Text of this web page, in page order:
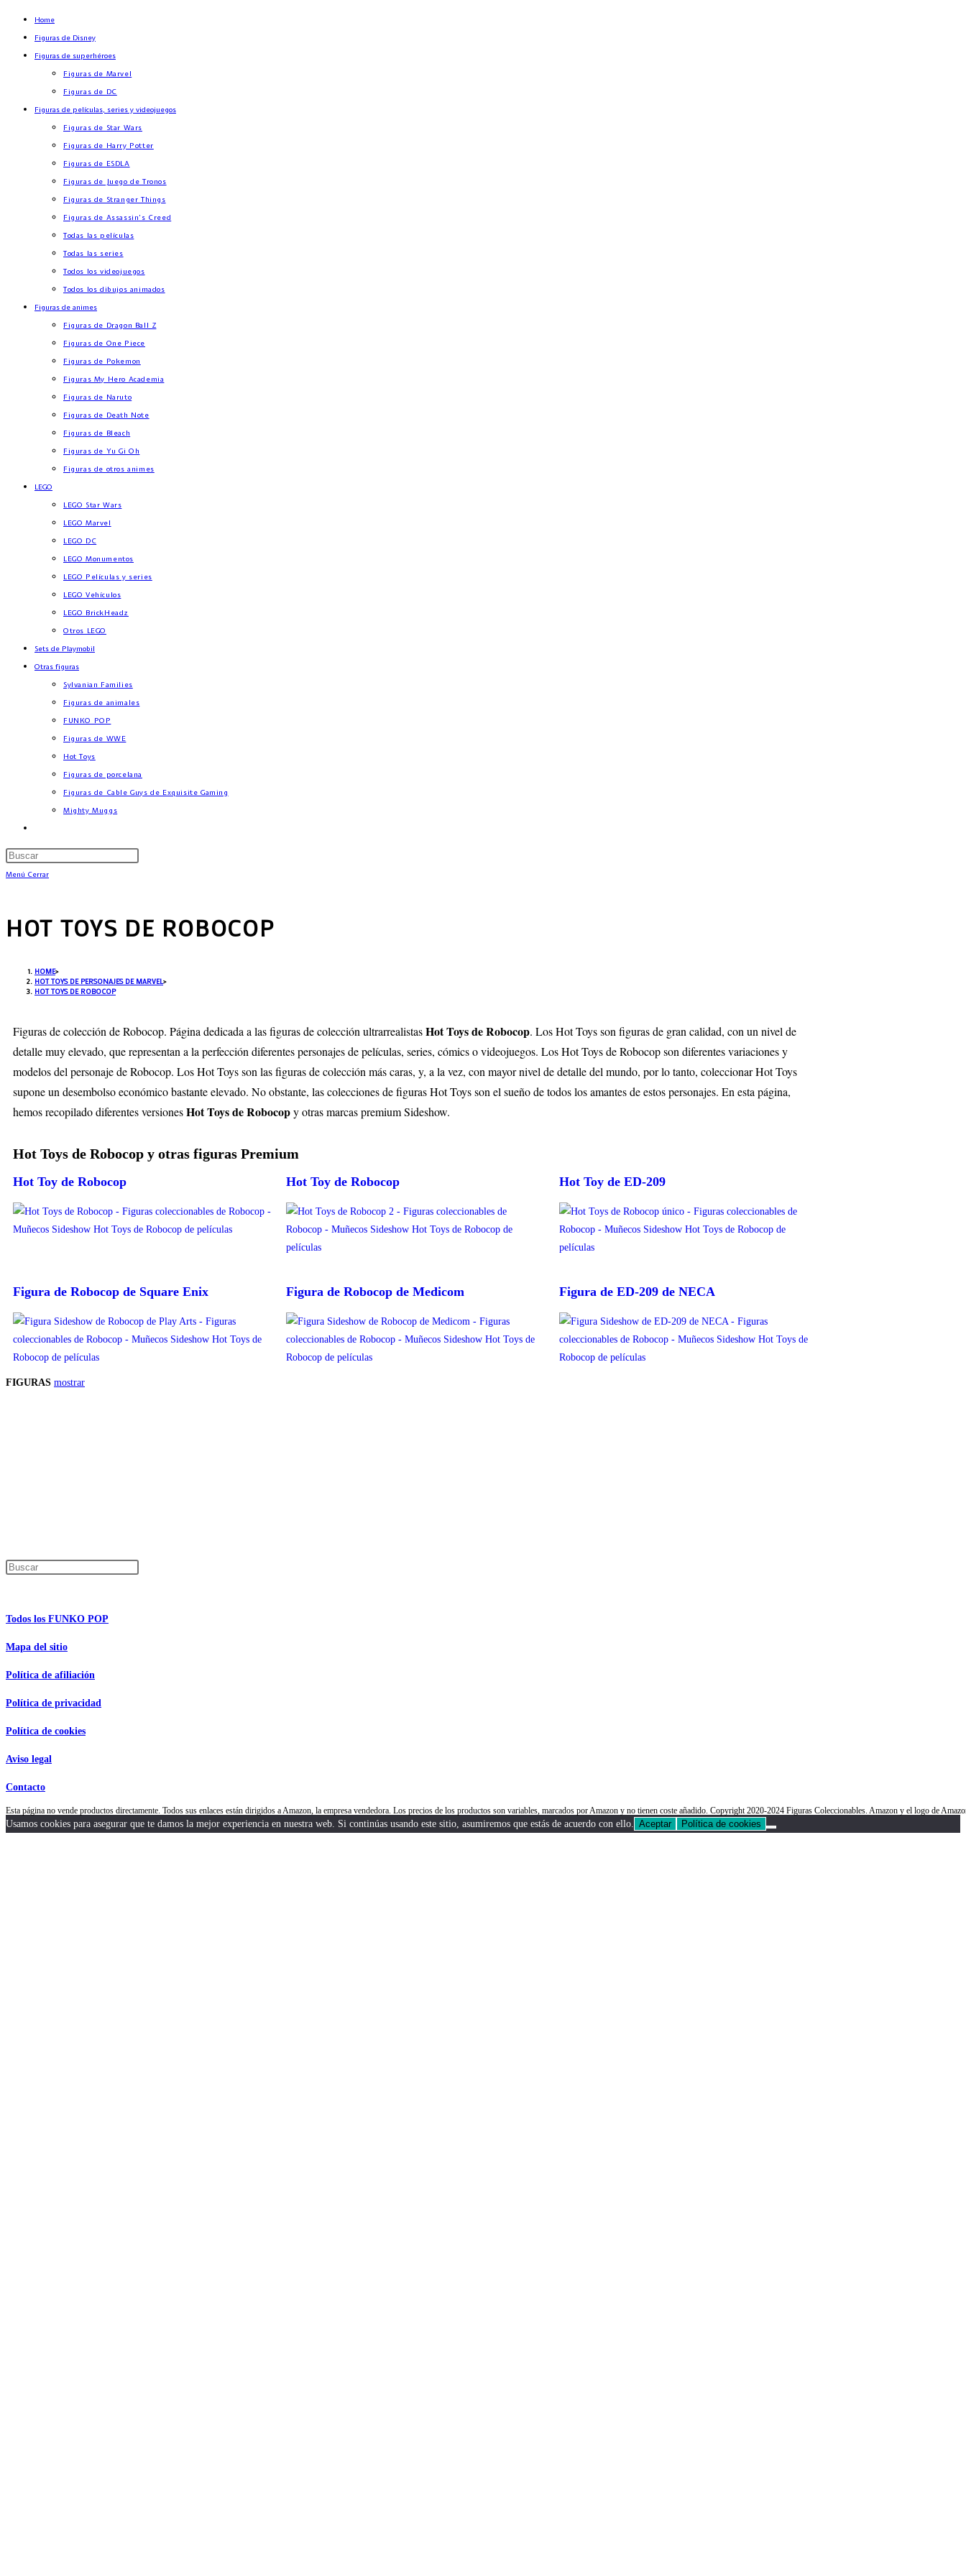
Home
Figuras de Disney
Figuras de superhéroes
Figuras de Marvel
Figuras de DC
Figuras de películas, series y videojuegos
Figuras de Star Wars
Figuras de Harry Potter
Figuras de ESDLA
Figuras de Juego de Tronos
Figuras de Stranger Things
Figuras de Assassin’s Creed
Todas las películas
Todas las series
Todos los videojuegos
Todos los dibujos animados
Figuras de animes
Figuras de Dragon Ball Z
Figuras de One Piece
Figuras de Pokemon
Figuras My Hero Academia
Figuras de Naruto
Figuras de Death Note
Figuras de Bleach
Figuras de Yu Gi Oh
Figuras de otros animes
LEGO
LEGO Star Wars
LEGO Marvel
LEGO DC
LEGO Monumentos
LEGO Películas y series
LEGO Vehículos
LEGO BrickHeadz
Otros LEGO
Sets de Playmobil
Otras figuras
Sylvanian Families
Figuras de animales
FUNKO POP
Figuras de WWE
Hot Toys
Figuras de porcelana
Figuras de Cable Guys de Exquisite Gaming
Mighty Muggs
Menú Cerrar
HOT TOYS DE ROBOCOP
HOME>
HOT TOYS DE PERSONAJES DE MARVEL>
HOT TOYS DE ROBOCOP
Figuras de colección de Robocop. Página dedicada a las figuras de colección ultrarrealistasHot Toys de Robocop. Los Hot Toys son figuras de gran calidad, con un nivel de
detalle muy elevado, que representan a la perfección diferentes personajes de películas, series, cómics o videojuegos. Los Hot Toys de Robocop son diferentes variaciones y
modelos del personaje de Robocop. Los Hot Toys son las figuras de colección más caras, y, a la vez, con mayor nivel de detalle del mundo, por lo tanto, coleccionar Hot Toys
supone un desembolso económico bastante elevado. No obstante, las colecciones de figuras Hot Toys son el sueño de todos los amantes de estos personajes. En esta página,
hemos recopilado diferentes versionesHot Toys de Robocopy otras marcas premium Sideshow.
Hot Toys de Robocop y otras figuras Premium
Hot Toy de Robocop Hot Toy de Robocop Hot Toy de ED-209
Figura de Robocop de Square Enix Figura de Robocop de Medicom Figura de ED-209 de NECA
FIGURAS mostrar
Todos los FUNKO POP
Mapa del sitio
Política de afiliación
Política de privacidad
Política de cookies
Aviso legal
Contacto
Esta página no vende productos directamente. Todos sus enlaces están dirigidos a Amazon, la empresa vendedora. Los precios de los productos son variables, marcados por Amazon y no tienen coste añadido. Copyright 2020-2024 Figuras Coleccionables. Amazon y el logo de
Usamos cookies para asegurar que te damos la mejor experiencia en nuestra web. Si continúas usando este sitio, asumiremos que estás de acuerdo con ello. Aceptar Política de cookies